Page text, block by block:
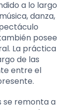
a lo largo
danza,
posee
La práctica
de las
entre el
se remonta a